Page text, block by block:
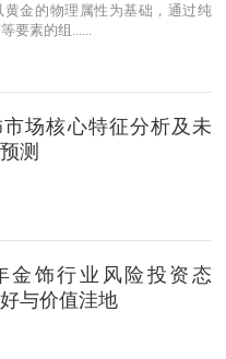
黄金的物理属性为基础，通过纯
要素的组......
市场核心特征分析及未
测
金饰行业风险投资态
与价值洼地